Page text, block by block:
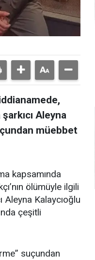
Aleyna
müebbet
kapsamında
ölümüyle ilgili
Aleyna Kalaycıoğlu
çeşitli
suçundan